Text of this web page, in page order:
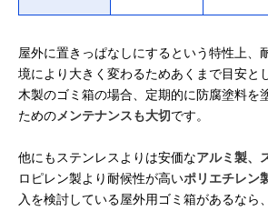
屋外に置きっぱなしにするという特性上、
境により大きく変わるためあくまで目安と
木製のゴミ箱の場合、定期的に防腐塗料を
ためのメンテナンスも大切です。
他にもステンレスよりは安価なアルミ製、
ロピレン製より耐候性が高いポリエチレン
入を検討している屋外用ゴミ箱があるなら